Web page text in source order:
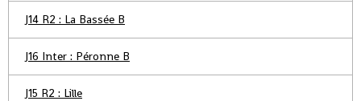
J14 R2 : La Bassée B
J16 Inter : Péronne B
J15 R2 : Lille